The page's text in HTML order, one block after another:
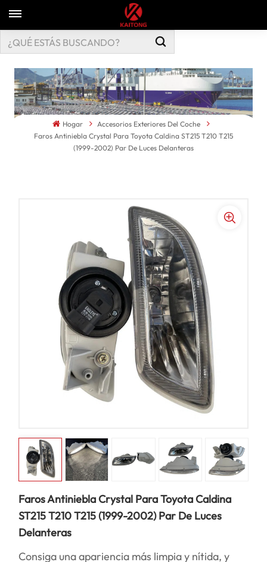
Hogar
Accesorios Exteriores Del Coche
Faros Antiniebla Crystal Para Toyota Caldina ST215 T210 T215
(1999-2002) Par De Luces Delanteras
Faros Antiniebla Crystal Para Toyota Caldina
ST215 T210 T215 (1999-2002) Par De Luces
Delanteras
Consiga una apariencia más limpia y nítida, y